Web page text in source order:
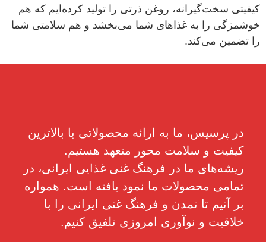
کیفیتی سخت‌گیرانه، روغن ذرتی را تولید کرده‌ایم که هم
خوشمزگی را به غذاهای شما می‌بخشد و هم سلامتی شما
را تضمین می‌کند.
در پرسیس، ما به ارائه محصولاتی با بالاترین
کیفیت و سلامت محور متعهد هستیم.
ریشه‌های ما در فرهنگ غنی غذایی ایرانی، در
تمامی محصولات ما نمود یافته است. همواره
بر آنیم تا تمدن و فرهنگ غنی ایرانی را با
خلاقیت و نوآوری امروزی تلفیق کنیم.